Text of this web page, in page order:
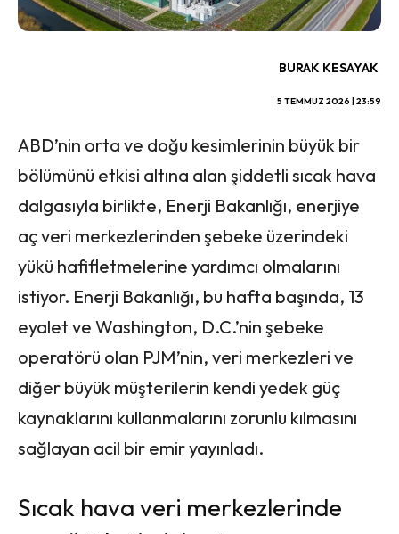
BURAK KESAYAK
5 TEMMUZ 2026 | 23:59
ABD’nin orta ve doğu kesimlerinin büyük bir
bölümünü etkisi altına alan şiddetli sıcak hava
dalgasıyla birlikte, Enerji Bakanlığı, enerjiye
aç veri merkezlerinden şebeke üzerindeki
yükü hafifletmelerine yardımcı olmalarını
istiyor. Enerji Bakanlığı, bu hafta başında, 13
eyalet ve Washington, D.C.’nin şebeke
operatörü olan PJM’nin, veri merkezleri ve
diğer büyük müşterilerin kendi yedek güç
kaynaklarını kullanmalarını zorunlu kılmasını
sağlayan acil bir emir yayınladı.
Sıcak hava veri merkezlerinde